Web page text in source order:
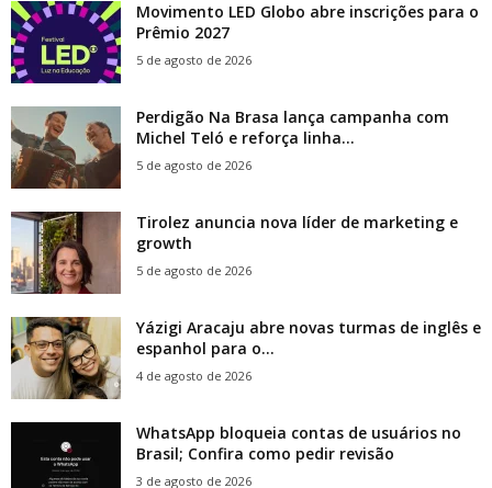
Movimento LED Globo abre inscrições para o
Prêmio 2027
5 de agosto de 2026
Perdigão Na Brasa lança campanha com
Michel Teló e reforça linha...
5 de agosto de 2026
Tirolez anuncia nova líder de marketing e
growth
5 de agosto de 2026
Yázigi Aracaju abre novas turmas de inglês e
espanhol para o...
4 de agosto de 2026
WhatsApp bloqueia contas de usuários no
Brasil; Confira como pedir revisão
3 de agosto de 2026